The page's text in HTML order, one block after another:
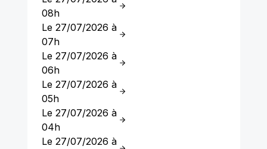
08h
Le 27/07/2026 à
07h
Le 27/07/2026 à
06h
Le 27/07/2026 à
05h
Le 27/07/2026 à
04h
Le 27/07/2026 à